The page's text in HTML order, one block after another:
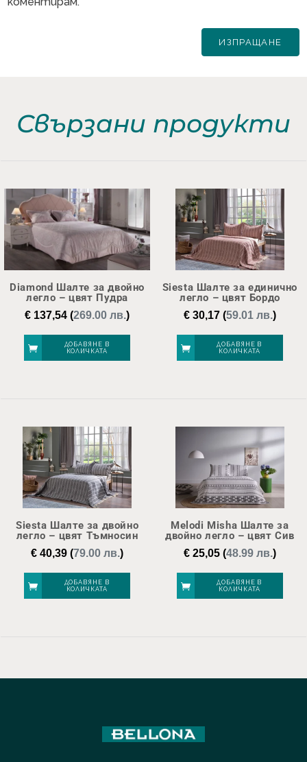
Свързани продукти
Diamond Шалте за двойно
легло – цвят Пудра
€ 137,54 (269.00 лв.)
ДОБАВЯНЕ В
КОЛИЧКАТА
Siesta Шалте за единично
легло – цвят Бордо
€30,17(59.01 лв.)
ДОБАВЯНЕ В
КОЛИЧКАТА
Siesta Шалте за двойно
легло – цвят Тъмносин
€ 40,39 (79.00 лв.)
ДОБАВЯНЕ В
КОЛИЧКАТА
Melodi Misha Шалте за
двойно легло – цвят Сив
€25,05(48.99 лв.)
ДОБАВЯНЕ В
КОЛИЧКАТА